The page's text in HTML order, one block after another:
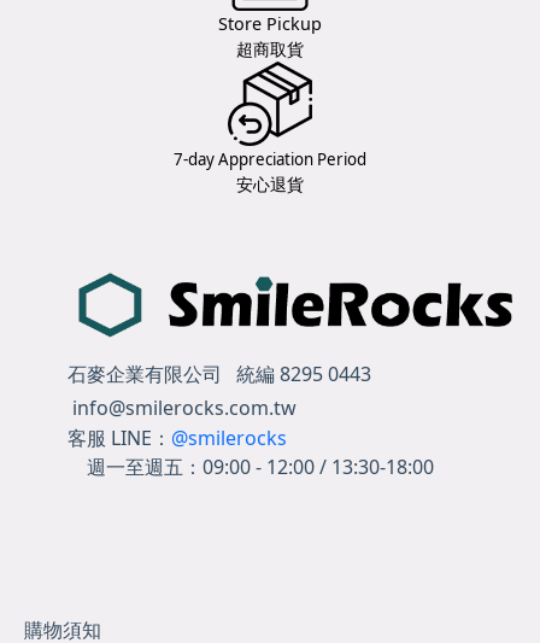
Store Pickup
超商取貨
7-day Appreciation Period
安心退貨
石麥企業有限公司 統編 8295 0443
info@smilerocks.com.tw
客服 LINE： @smilerocks
週一至週五： 09:00 - 12:00 / 13:30-18:00
購物須知